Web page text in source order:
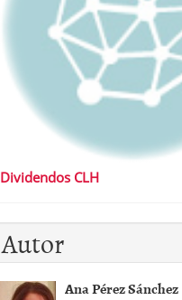
Dividendos CLH
Autor
Ana Pérez Sánchez